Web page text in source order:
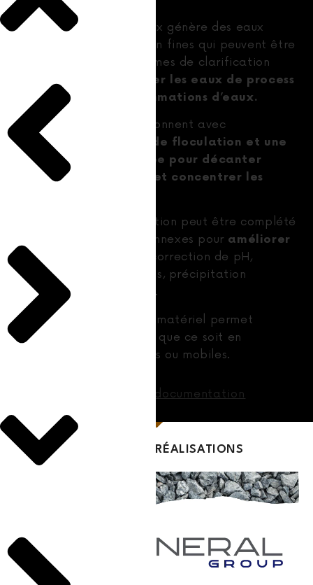
Le lavage des matériaux génère des eaux
chargées en argile ou en fines qui peuvent être
traitées dans nos systèmes de clarification
recycler les eaux de process
et réduire vos consommations d’eaux.
Nos installations fonctionnent avec
des
systèmes régulés de floculation et une
architecture optimisée pour décanter
rapidement les eaux et concentrer les
Le système de décantation peut être complété
par des équipements annexes pour améliorer
la qualité des eaux
(correction de pH,
élimination des flottants, précipitation
chimique des éléments).
Notre large gamme de matériel permet
de
que ce soit en
installations sédentaires ou mobiles.
Télécharger la documentation
EXEMPLES DE RÉALISATIONS